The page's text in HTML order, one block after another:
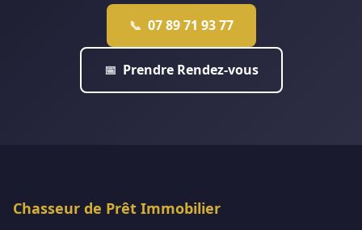
📞 07 89 71 93 77
📅 Prendre Rendez-vous
Chasseur de Prêt Immobilier